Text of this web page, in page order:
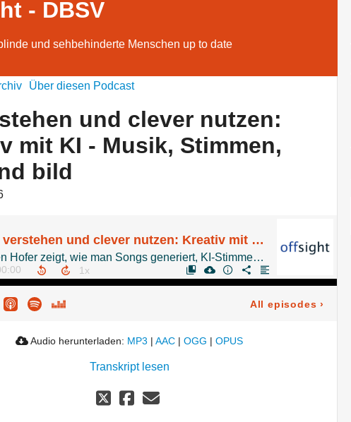
- DBSV
und sehbehinderte Menschen up to date
Über diesen Podcast
und clever nutzen:
mit KI - Musik, Stimmen,
bild
KI verstehen und clever nutzen: Kreativ mit KI - Musik, Stimmen, Ton und bild
Ben Hofer zeigt, wie man Songs generiert, KI-Stimmen für Präsentationen nutzt oder die eigene Stimme in anderen Sprachen sprechen lässt, Bilder und Videos erstellt, Audiodeskription erzeugt u.v.m
All episodes ›
Audio herunterladen: MP3 | AAC | OGG | OPUS
Transkript lesen